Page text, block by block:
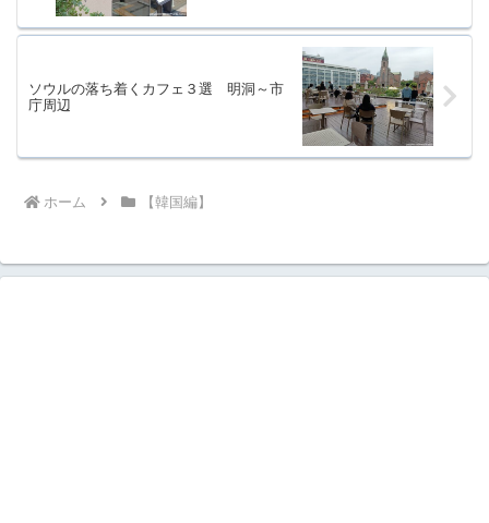
ソウルの落ち着くカフェ３選 明洞～市
庁周辺
ホーム 【韓国編】